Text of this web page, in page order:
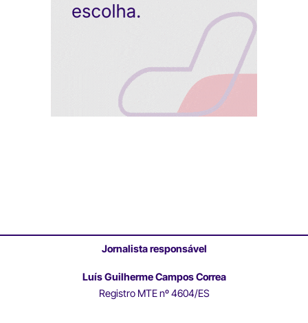
Jornalista responsável
Luís Guilherme Campos Correa
Registro MTE nº 4604/ES